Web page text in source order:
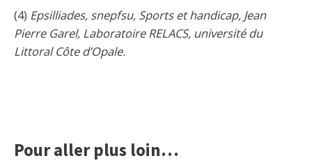
(4) Epsilliades, snepfsu, Sports et handicap, Jean
Pierre Garel, Laboratoire RELACS, université du
Littoral Côte d’Opale.
Pour aller plus loin…